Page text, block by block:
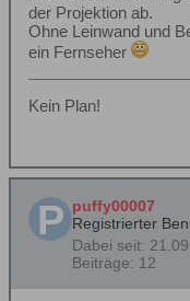
der Projektion ab.
Ohne Leinwand und
ein Fernseher
Kein Plan!
puffy00007
Registrierter
Dabei seit:
Beiträge: 12